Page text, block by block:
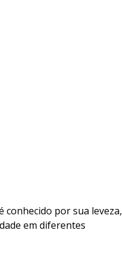
conhecido por sua leveza,
em diferentes